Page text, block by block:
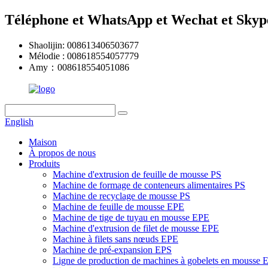
Téléphone et WhatsApp et Wechat et
Shaolijin: 008613406503677
Mélodie : 008618554057779
Amy：008618554051086
English
Maison
À propos de nous
Produits
Machine d'extrusion de feuille de mousse PS
Machine de formage de conteneurs alimentaires PS
Machine de recyclage de mousse PS
Machine de feuille de mousse EPE
Machine de tige de tuyau en mousse EPE
Machine d'extrusion de filet de mousse EPE
Machine à filets sans nœuds EPE
Machine de pré-expansion EPS
Ligne de production de machines à gobelets en mousse